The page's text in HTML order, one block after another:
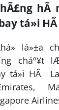
hÃ
tá»i
lá»±a
cháº¥t
tá»i HÃ